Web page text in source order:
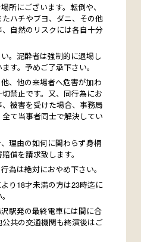
所にございます。転倒や、
ハチやブヨ、ダニ、その他
自然のリスクには各自十分
。泥酔者は強制的に退場し
す。予めご了承下さい。
、他の来場者へ危害が加わ
禁止です。又、同行為にお
被害を受けた場合、事務局
て当事者同士で解決してい
理由の如何に関わらず身柄
償を請求致します。
為は絶対におやめ下さい。
り18才未満の方は23時迄に
駅発の最終電車には間に合
共の交通機関も終演後はご